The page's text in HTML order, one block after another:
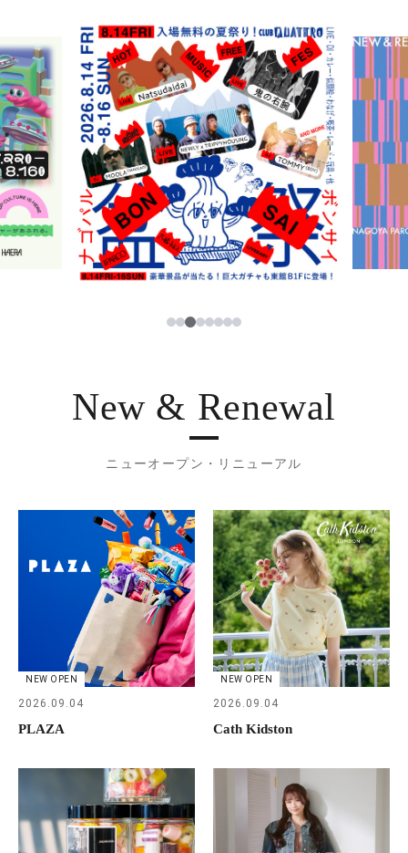
レストラン・カフェ
TAX FREE
PARCOメンバーズ
JP
ภาษาไทย
日本語
1234567
New & Renewal
ニューオープン・リニューアル
NEW OPEN
2026.09.04
PLAZA
NEW OPEN
2026.09.04
Cath Kidston